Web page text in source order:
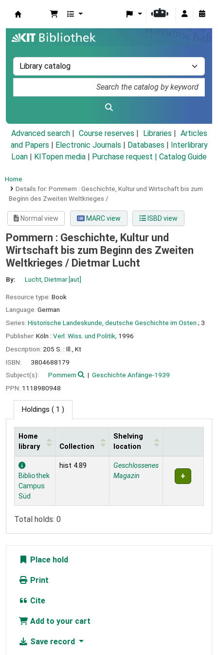
Advanced search Course reserves Libraries
Articles
and Papers
Electronic Journals Databases
Interlibrary
Loan
KITopen media Purchase request | Catalog Guide
Home
Details for: Pommern : Geschichte, Kultur und Wirtschaft bis zum
Beginn des Zweiten Weltkrieges /
Normal view MARC view ISBD view
Pommern : Geschichte, Kultur und
Wirtschaft bis zum Beginn des Zweiten
Weltkrieges / Dietmar Lucht
By: Lucht, Dietmar[aut]
Resource type: Book
Language: German
Series: Historische Landeskunde, deutsche Geschichte im Osten ; 3
Publisher: Köln : Verl. Wiss. und Politik, 1996
Description: 205 S. : Ill., Kt
ISBN:
3804688179
Subject(s):
Pommern
Geschichte Anfänge-1939
PPN: 1118980948
Holdings ( 1 )
Holdings
Home
library
Collection
Shelving
location
Bibliothek
Campus
Süd
hist 4.89
Geschlossenes
Magazin
Total holds: 0
Place hold
Print
Cite
Add to your cart
Save record